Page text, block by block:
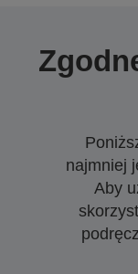
najmniej
Aby